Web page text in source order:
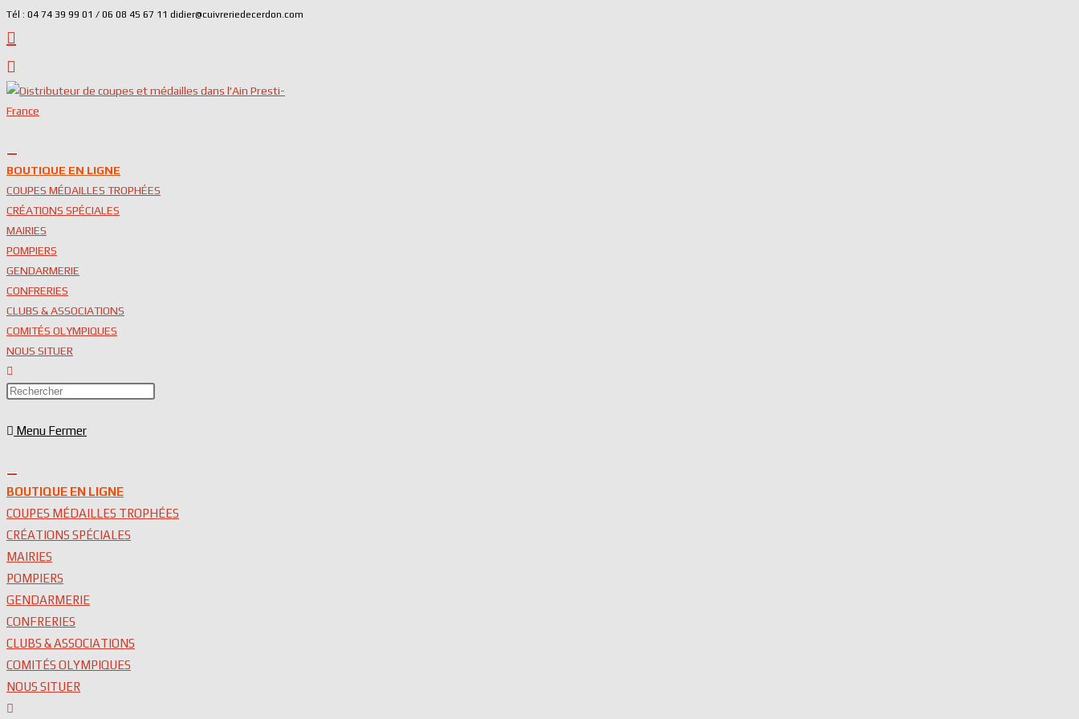
Skip
to
Tél : 04 74 39 99 01 / 06 08 45 67 11 didier@cuivreriedecerdon.com
BOUTIQUE EN LIGNE
COUPES MÉDAILLES TROPHÉES
CRÉATIONS SPÉCIALES
MAIRIES
POMPIERS
GENDARMERIE
CONFRERIES
CLUBS & ASSOCIATIONS
COMITÉS OLYMPIQUES
NOUS SITUER
Toggle
website
panel.
Menu Fermer
BOUTIQUE EN LIGNE
COUPES MÉDAILLES TROPHÉES
CRÉATIONS SPÉCIALES
MAIRIES
POMPIERS
GENDARMERIE
CONFRERIES
CLUBS & ASSOCIATIONS
COMITÉS OLYMPIQUES
NOUS SITUER
Toggle